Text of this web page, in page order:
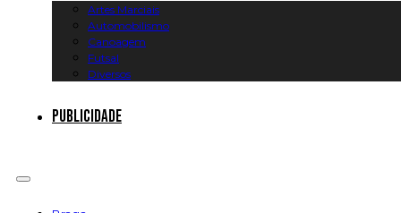
Artes Marciais
Automobilismo
Canoagem
Futsal
Diversos
Publicidade